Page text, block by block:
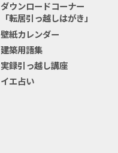
ダウンロードコーナー
「転居引っ越しはがき」
壁紙カレンダー
建築用語集
実録引っ越し講座
イエ占い